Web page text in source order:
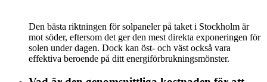
Den bästa riktningen för solpaneler på taket i Stockholm är
mot söder, eftersom det ger den mest direkta exponeringen för
solen under dagen. Dock kan öst- och väst också vara
effektiva beroende på ditt energiförbrukningsmönster.